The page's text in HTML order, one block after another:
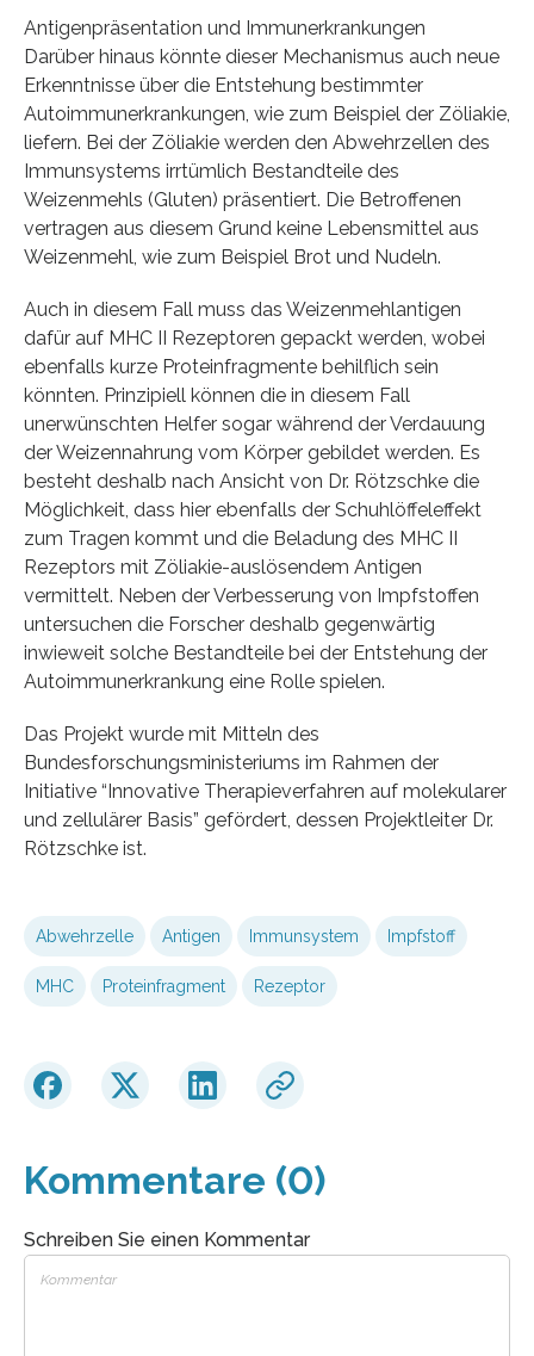
Antigenpräsentation und Immunerkrankungen
Darüber hinaus könnte dieser Mechanismus auch neue
Erkenntnisse über die Entstehung bestimmter
Autoimmunerkrankungen, wie zum Beispiel der Zöliakie,
liefern. Bei der Zöliakie werden den Abwehrzellen des
Immunsystems irrtümlich Bestandteile des
Weizenmehls (Gluten) präsentiert. Die Betroffenen
vertragen aus diesem Grund keine Lebensmittel aus
Weizenmehl, wie zum Beispiel Brot und Nudeln.
Auch in diesem Fall muss das Weizenmehlantigen
dafür auf MHC II Rezeptoren gepackt werden, wobei
ebenfalls kurze Proteinfragmente behilflich sein
könnten. Prinzipiell können die in diesem Fall
unerwünschten Helfer sogar während der Verdauung
der Weizennahrung vom Körper gebildet werden. Es
besteht deshalb nach Ansicht von Dr. Rötzschke die
Möglichkeit, dass hier ebenfalls der Schuhlöffeleffekt
zum Tragen kommt und die Beladung des MHC II
Rezeptors mit Zöliakie-auslösendem Antigen
vermittelt. Neben der Verbesserung von Impfstoffen
untersuchen die Forscher deshalb gegenwärtig
inwieweit solche Bestandteile bei der Entstehung der
Autoimmunerkrankung eine Rolle spielen.
Das Projekt wurde mit Mitteln des
Bundesforschungsministeriums im Rahmen der
Initiative “Innovative Therapieverfahren auf molekularer
und zellulärer Basis” gefördert, dessen Projektleiter Dr.
Rötzschke ist.
Abwehrzelle Antigen Immunsystem Impfstoff
MHC Proteinfragment Rezeptor
Kommentare (0)
Schreiben Sie einen Kommentar